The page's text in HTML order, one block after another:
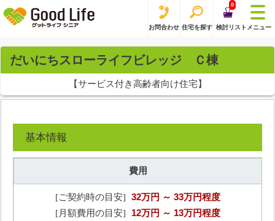
お問合わせ 住宅を探す
0
検討リスト メニュー
だいにちスローライフビレッジ Ｃ棟
【サービス付き高齢者向け住宅】
基本情報
費用
[ご契約時の目安] 32万円 ～ 33万円程度
[月額費用の目安] 12万円 ～ 13万円程度